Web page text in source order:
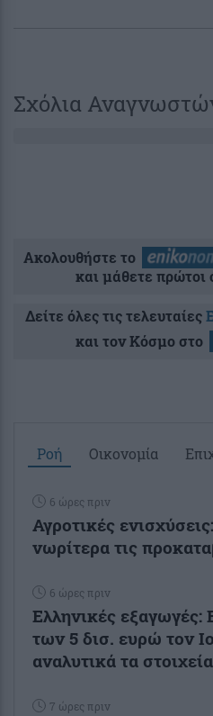
Σχόλια
Ακολουθήστε το
και μάθετε πρώτοι
Δείτε όλες τις τελευταίες
και τον Κόσμο στο
Ροή Οικονομία
6 ώρες πριν
Αγροτικές
νωρίτερα τις
6 ώρες πριν
Ελληνικές
των 5 δισ. ευρώ τον
αναλυτικά τα
7 ώρες πριν